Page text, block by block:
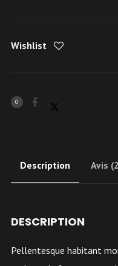
Wishlist
0
Description Avis
DESCRIPTION
Pellentesque habitant